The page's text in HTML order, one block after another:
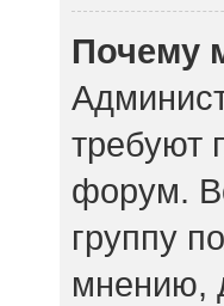
Почему
требуют
форум.
группу
мнению,